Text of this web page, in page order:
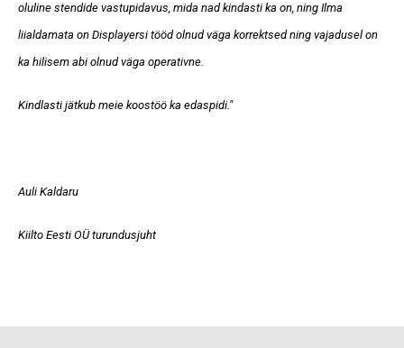
oluline stendide vastupidavus, mida nad kindasti ka on, ning Ilma
liialdamata on Displayersi tööd olnud väga korrektsed ning vajadusel on
ka hilisem abi olnud väga operativne.
Kindlasti jätkub meie koostöö ka edaspidi."
Auli Kaldaru
Kiilto Eesti OÜ turundusjuht